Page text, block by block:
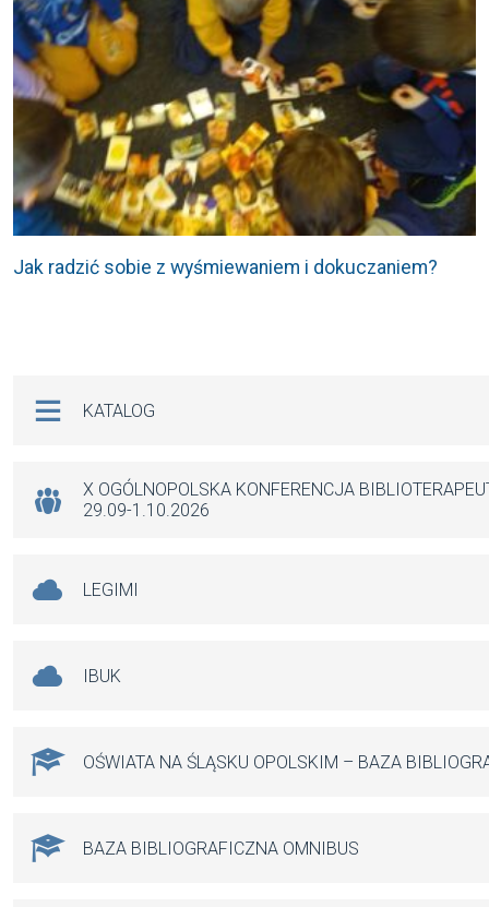
Jak radzić sobie z wyśmiewaniem i dokuczaniem?
KATALOG
X OGÓLNOPOLSKA KONFERENCJA
29.09-1.10.2026
LEGIMI
IBUK
OŚWIATA NA ŚLĄSKU OPOLSKIM – BAZA
BAZA BIBLIOGRAFICZNA OMNIBUS